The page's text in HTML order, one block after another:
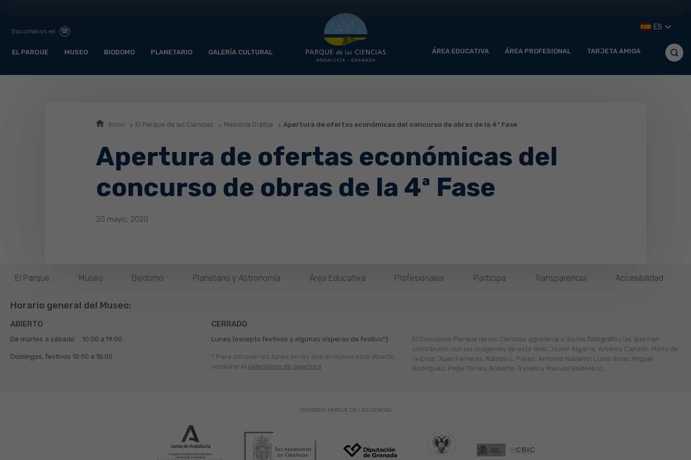
Escúchanos en
EL PARQUE MUSEO BIODOMO PLANETARIO GALERÍA CULTURAL ÁREA EDUCATIVA ÁREA PROFESIONAL TARJETA AMIGA
ES
Inicio El Parque de las Ciencias Memoria Gráfica Apertura de ofertas económicas del concurso de obras de la 4ª Fase
Apertura de ofertas económicas del
concurso de obras de la 4ª Fase
20 mayo, 2020
El Parque Museo Biodomo Planetario y Astronomía Área Educativa Profesionales Participa Transparencia Accesibilidad
Horario general del Museo:
ABIERTO
De martes a sábado 10:00 a 19:00
Domingos, festivos 10:00 a 15:00
CERRADO
Lunes (excepto festivos y algunas vísperas de festivo*)
* Para conocer los lunes en los que el museo está abierto
consulte el calendario de apertura
El Consorcio Parque de las Ciencias agradece a los/as fotógráfos/as que han
contribuido con las imágenes de esta Web: Javier Algarra; Arsenio Cañete; María de
la Cruz; Juan Ferreras; Ramón L. Pérez; Antonio Navarro; Lucía Rivas; Miguel
Rodríguez; Pepe Torres; Roberto Travesí y Manuel Valdivieso.
CONSORCIO PARQUE DE LAS CIENCIAS